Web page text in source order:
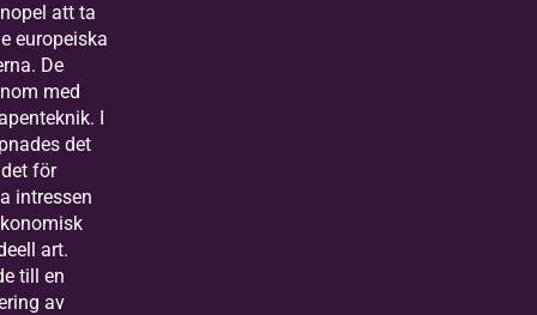
att ta
europeiska
De
med
I
det
för
intressen
art.
till en
av